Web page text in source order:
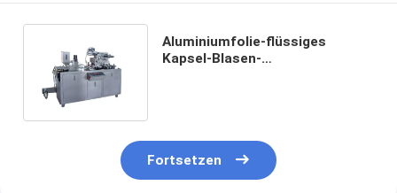
Aluminiumfolie-flüssiges
Kapsel-Blasen-
Fortsetzen